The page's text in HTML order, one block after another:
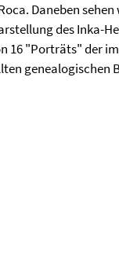
Daneben sehen
des Inka-
16 "Porträts" der
genealogischen